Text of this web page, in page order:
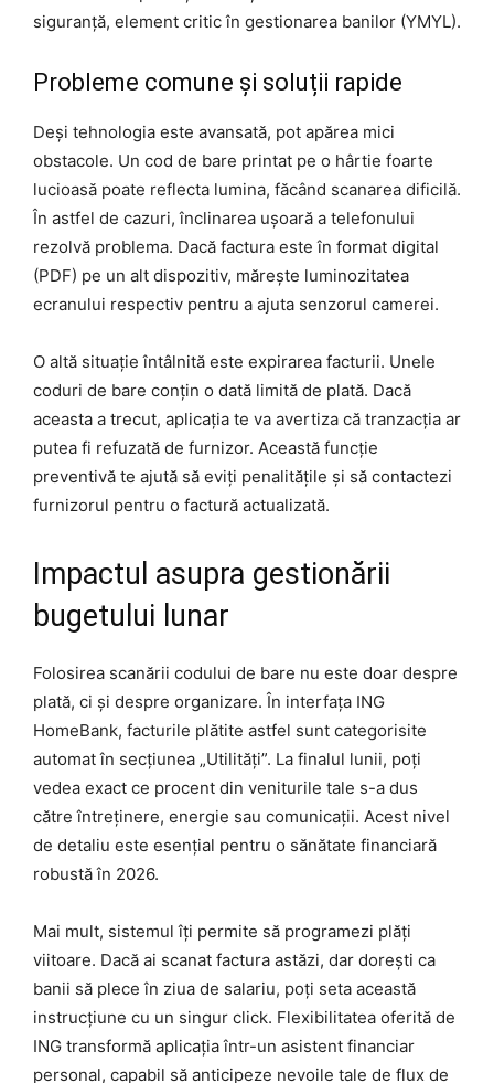
siguranță, element critic în gestionarea banilor (YMYL).
Probleme comune și soluții rapide
Deși tehnologia este avansată, pot apărea mici
obstacole. Un cod de bare printat pe o hârtie foarte
lucioasă poate reflecta lumina, făcând scanarea dificilă.
În astfel de cazuri, înclinarea ușoară a telefonului
rezolvă problema. Dacă factura este în format digital
(PDF) pe un alt dispozitiv, mărește luminozitatea
ecranului respectiv pentru a ajuta senzorul camerei.
O altă situație întâlnită este expirarea facturii. Unele
coduri de bare conțin o dată limită de plată. Dacă
aceasta a trecut, aplicația te va avertiza că tranzacția ar
putea fi refuzată de furnizor. Această funcție
preventivă te ajută să eviți penalitățile și să contactezi
furnizorul pentru o factură actualizată.
Impactul asupra gestionării
bugetului lunar
Folosirea scanării codului de bare nu este doar despre
plată, ci și despre organizare. În interfața ING
HomeBank, facturile plătite astfel sunt categorisite
automat în secțiunea „Utilități”. La finalul lunii, poți
vedea exact ce procent din veniturile tale s-a dus
către întreținere, energie sau comunicații. Acest nivel
de detaliu este esențial pentru o sănătate financiară
robustă în 2026.
Mai mult, sistemul îți permite să programezi plăți
viitoare. Dacă ai scanat factura astăzi, dar dorești ca
banii să plece în ziua de salariu, poți seta această
instrucțiune cu un singur click. Flexibilitatea oferită de
ING transformă aplicația într-un asistent financiar
personal, capabil să anticipeze nevoile tale de flux de